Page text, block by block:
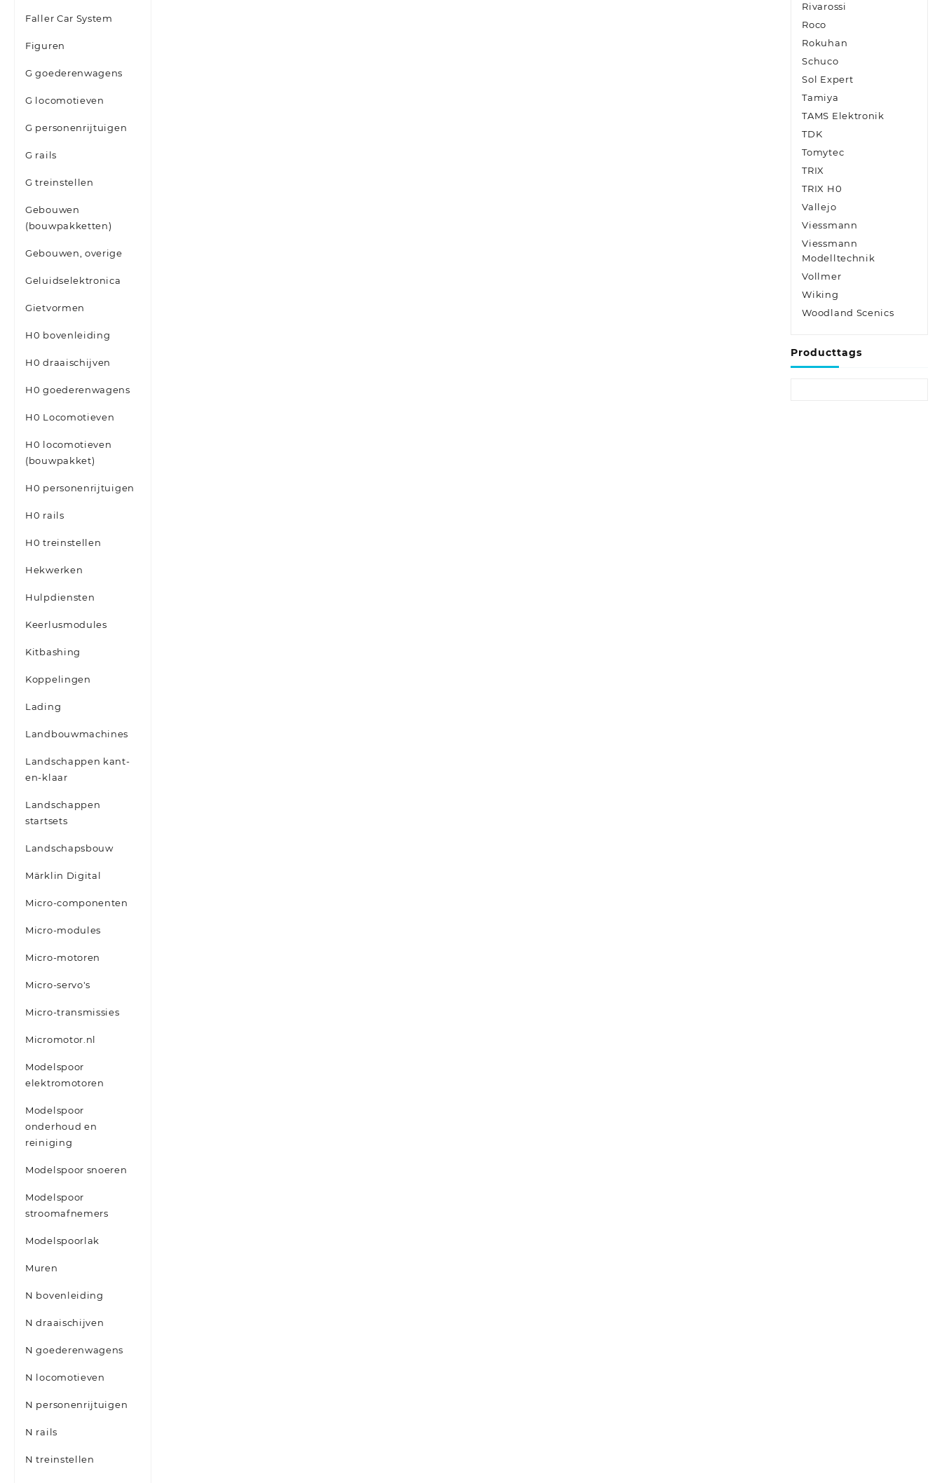
Faller Car System
Figuren
G goederenwagens
G locomotieven
G personenrijtuigen
G rails
G treinstellen
Gebouwen
(bouwpakketten)
Gebouwen, overige
Geluidselektronica
Gietvormen
H0 bovenleiding
H0 draaischijven
H0 goederenwagens
H0 Locomotieven
H0 locomotieven
(bouwpakket)
H0 personenrijtuigen
H0 rails
H0 treinstellen
Hekwerken
Hulpdiensten
Keerlusmodules
Kitbashing
Koppelingen
Lading
Landbouwmachines
Landschappen kant-
en-klaar
Landschappen
startsets
Landschapsbouw
Märklin Digital
Micro-componenten
Micro-modules
Micro-motoren
Micro-servo's
Micro-transmissies
Micromotor.nl
Modelspoor
elektromotoren
Modelspoor
onderhoud en
reiniging
Modelspoor snoeren
Modelspoor
stroomafnemers
Modelspoorlak
Muren
N bovenleiding
N draaischijven
N goederenwagens
N locomotieven
N personenrijtuigen
N rails
N treinstellen
Rivarossi
Roco
Rokuhan
Schuco
Sol Expert
Tamiya
TAMS Elektronik
TDK
Tomytec
TRIX
TRIX H0
Vallejo
Viessmann
Viessmann
Modelltechnik
Vollmer
Wiking
Woodland Scenics
Producttags